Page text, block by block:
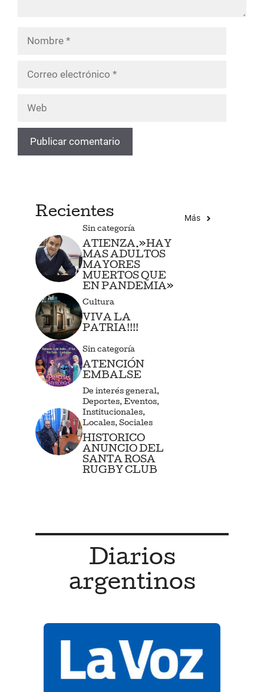
Nombre
Recientes Más
Sin categoría
ATIENZA.»HAY
MAS ADULTOS
MAYORES
MUERTOS QUE
EN PANDEMIA»
Cultura
VIVA LA
PATRIA!!!!
Sin categoría
ATENCIÓN
EMBALSE
De interés general,
Deportes, Eventos,
Institucionales,
Locales, Sociales
HISTORICO
ANUNCIO DEL
SANTA ROSA
RUGBY CLUB
Diarios
argentinos